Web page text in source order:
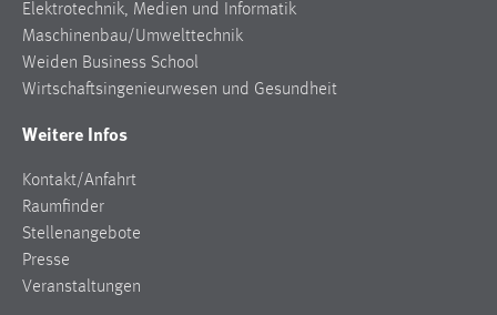
Elektrotechnik, Medien und Informatik
Maschinenbau/Umwelttechnik
Weiden Business School
Wirtschaftsingenieurwesen und Gesundheit
Weitere Infos
Kontakt/Anfahrt
Raumfinder
Stellenangebote
Presse
Veranstaltungen